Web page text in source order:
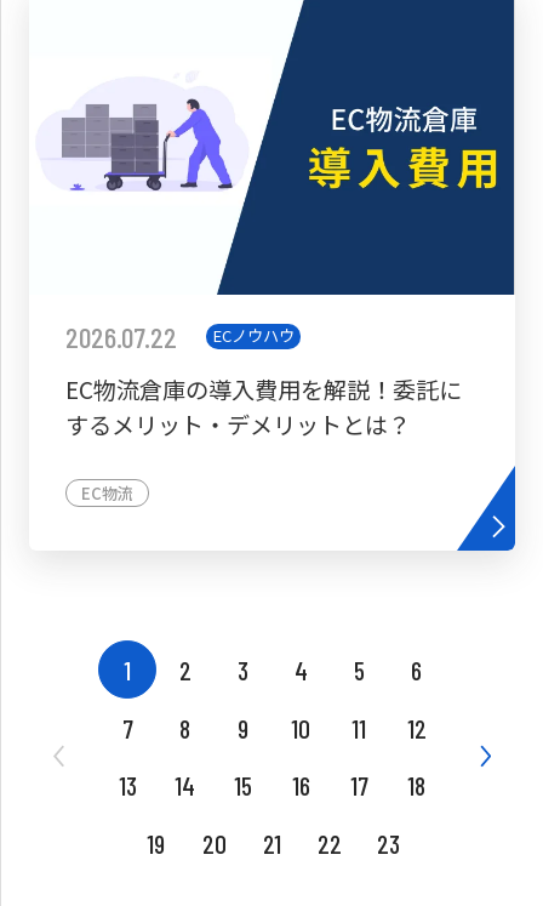
2026.07.22 ECノウハウ
EC物流倉庫の導入費用を解説！委託に
するメリット・デメリットとは？
EC物流
1 2 3 4 5
6
7
8 9 10 11
12
13
14 15 16 17
18
19
20 21 22 23